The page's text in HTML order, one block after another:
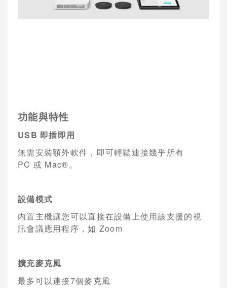
功能與特性
USB 即插即用
無需安裝額外軟件，即可輕鬆連接幾乎所有
PC 或 Mac®。
設備模式
內置主機讓您可以直接在設備上使用該支援的視
訊會議應用程序，如 Zoom
擴充麥克風
最多可以連接7個麥克風